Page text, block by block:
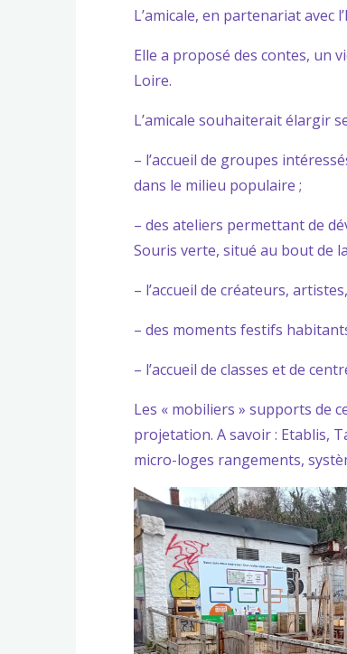
L’amicale, en partenariat avec
Elle a proposé des contes, un
Loire.
L’amicale souhaiterait élargir
– l’accueil de groupes
dans le milieu populaire ;
– des ateliers permettant de
Souris verte, situé au bout de
– l’accueil de créateurs,
– des moments festifs
– l’accueil de classes et de
Les « mobiliers » supports de
projetation. A savoir : Etablis,
micro-loges rangements,